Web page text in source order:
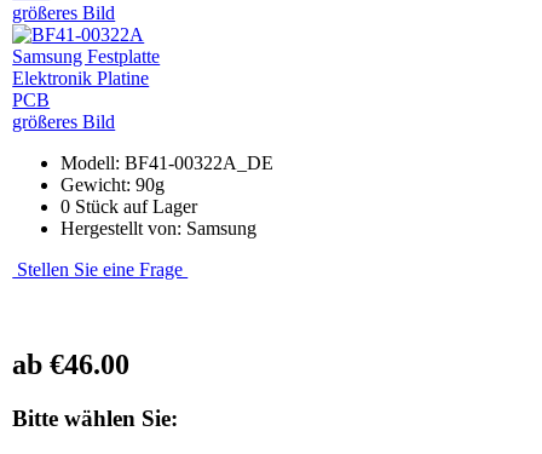
größeres Bild
größeres Bild
Modell: BF41-00322A_DE
Gewicht: 90g
0 Stück auf Lager
Hergestellt von: Samsung
Stellen Sie eine Frage
ab€46.00
Bitte wählen Sie: